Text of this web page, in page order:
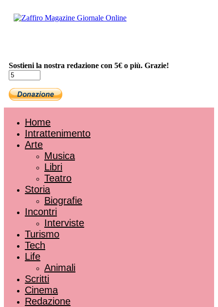
Sostieni la nostra redazione con 5€ o più. Grazie!
Home
Intrattenimento
Arte
Musica
Libri
Teatro
Storia
Biografie
Incontri
Interviste
Turismo
Tech
Life
Animali
Scritti
Cinema
Redazione